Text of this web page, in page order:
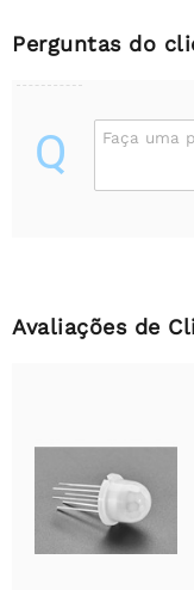
Perguntas do
Q Faça uma
Avaliações de